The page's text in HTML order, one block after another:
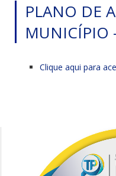
PLANO DE
MUNICÍPIO
Clique aqui para